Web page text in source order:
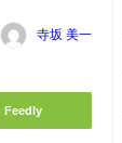
寺坂 美一
Feedly